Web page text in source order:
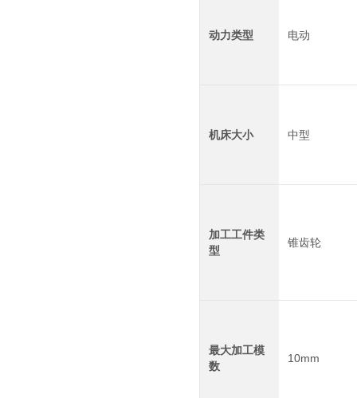
动力类型 电动
机床大小 中型
加工工件类
型
锥齿轮
最大加工模
数
10mm